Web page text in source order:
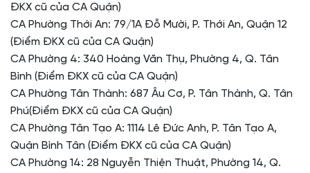
ĐKX cũ của CA Quận)
CA Phường Thới An: 79/1A Đỗ Mười, P. Thới An, Quận 12
(Điểm ĐKX cũ của CA Quận)
CA Phường 4: 340 Hoàng Văn Thụ, Phường 4, Q. Tân
Bình (Điểm ĐKX cũ của CA Quận)
CA Phường Tân Thành: 687 Âu Cơ, P. Tân Thành, Q. Tân
Phú(Điểm ĐKX cũ của CA Quận)
CA Phường Tân Tạo A: 1114 Lê Đức Anh, P. Tân Tạo A,
Quận Bình Tân (Điểm ĐKX cũ của CA Quận)
CA Phường 14: 28 Nguyễn Thiện Thuật, Phường 14, Q.